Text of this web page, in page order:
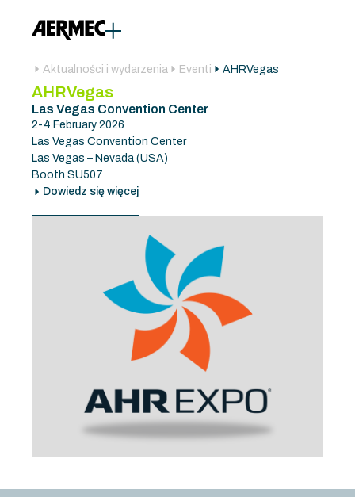
Aktualności i wydarzenia Eventi AHRVegas
AHRVegas
Las Vegas Convention Center
2-4 February 2026
Las Vegas Convention Center
Las Vegas – Nevada (USA)
Booth SU507
Dowiedz się więcej